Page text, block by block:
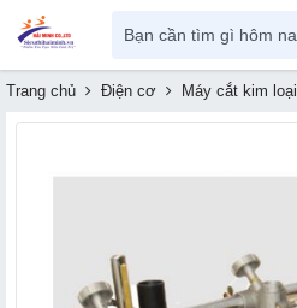
Trang chủ Điện cơ Máy cắt kim loại